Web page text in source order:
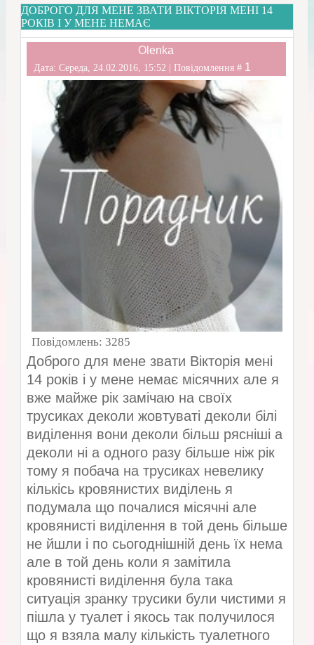
ДОБРОГО ДЛЯ МЕНЕ ЗВАТИ ВІКТОРІЯ МЕНІ 14
РОКІВ І У МЕНЕ НЕМАЄ
Olenka
Дата: Середа, 24.02.2016, 15:52 | Повідомлення # 1
Повідомлень: 3285
Доброго для мене звати Вікторія мені
14 років і у мене немає місячних але я
вже майже рік замічаю на своїх
трусиках деколи жовтуваті деколи білі
виділення вони деколи більш рясніші а
деколи ні а одного разу більше ніж рік
тому я побача на трусиках невелику
кількісь кровянистих виділень я
подумала що почалися місячні але
кровянисті виділення в той день більше
не йшли і по сьогоднішній день їх нема
але в той день коли я замітила
кровянисті виділення була така
ситуація зранку трусики були чистими я
пішла у туалет і якось так получилося
що я взяла малу кількість туалетного